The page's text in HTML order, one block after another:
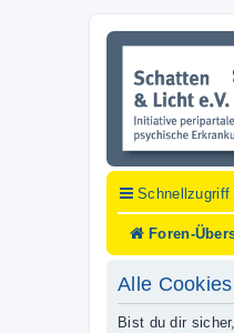
Schnellzugriff
Foren-
Alle
Bist du dir